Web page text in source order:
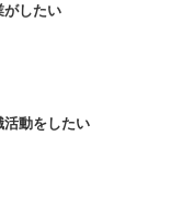
がしたい
動をしたい